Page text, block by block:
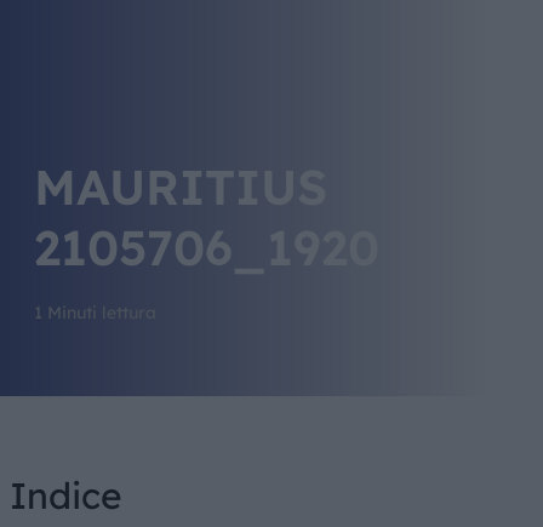
MAURITIUS
2105706_1920
1 Minuti lettura
Indice